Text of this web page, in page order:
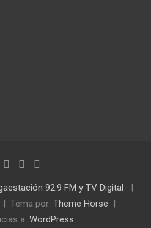
92.9 FM y TV Digital
Tema por: Theme Horse
a: WordPress